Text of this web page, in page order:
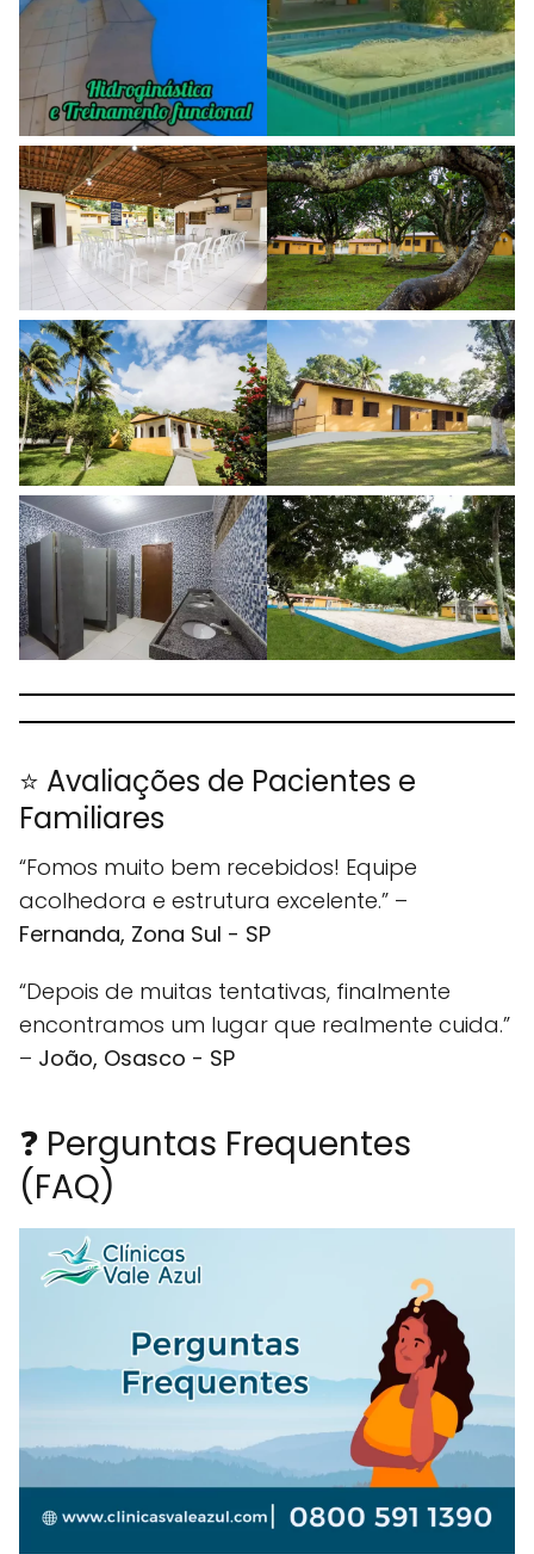
⭐ Avaliações de Pacientes e
Familiares
“Fomos muito bem recebidos! Equipe
acolhedora e estrutura excelente.” –
Fernanda, Zona Sul - SP
“Depois de muitas tentativas, finalmente
encontramos um lugar que realmente cuida.”
– João, Osasco - SP
❓ Perguntas Frequentes
(FAQ)